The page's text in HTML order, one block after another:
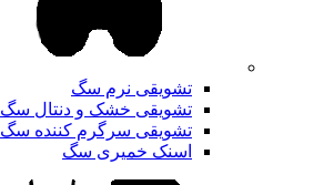
تشویقی نرم سگ
تشویقی خشک و دنتال سگ
تشویقی سرگرم کننده سگ
اسنک خمیری سگ